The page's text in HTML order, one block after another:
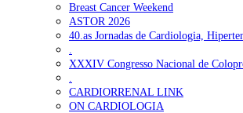
Ordem dos Médicos alerta para riscos no
a consultas e cirurgias 7 de Agosto, 2026
Portugal está a formar os médicos de que
2026
Breast Cancer Weekend
ASTOR 2026
40.as Jornadas de Cardiologia,
.
XXXIV Congresso Nacional de
.
CARDIORRENAL LINK
ON CARDIOLOGIA